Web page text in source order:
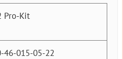
Pro-Kit
46-015-05-22